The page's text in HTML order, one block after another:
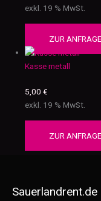
exkl. 19 % MwSt.
ZUR
Kasse metall
5,00€
exkl. 19 % MwSt.
ZUR